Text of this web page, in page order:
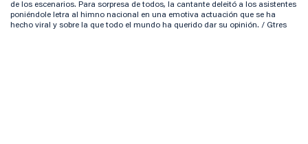
de los escenarios. Para sorpresa de todos, la cantante deleitó a los asistentes
poniéndole letra al himno nacional en una emotiva actuación que se ha
hecho viral y sobre la que todo el mundo ha querido dar su opinión. / Gtres